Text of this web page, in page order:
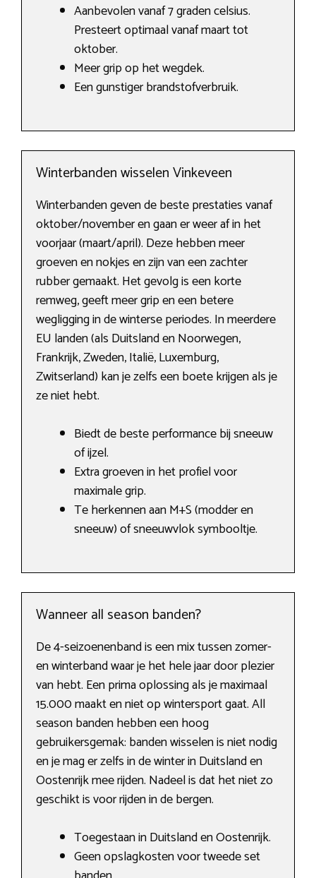
Aanbevolen vanaf 7 graden celsius.
Presteert optimaal vanaf maart tot
oktober.
Meer grip op het wegdek.
Een gunstiger brandstofverbruik.
Winterbanden wisselen Vinkeveen
Winterbanden geven de beste prestaties vanaf
oktober/november en gaan er weer af in het
voorjaar (maart/april). Deze hebben meer
groeven en nokjes en zijn van een zachter
rubber gemaakt. Het gevolg is een korte
remweg, geeft meer grip en een betere
wegligging in de winterse periodes. In meerdere
EU landen (als Duitsland en Noorwegen,
Frankrijk, Zweden, Italië, Luxemburg,
Zwitserland) kan je zelfs een boete krijgen als je
ze niet hebt.
Biedt de beste performance bij sneeuw
of ijzel.
Extra groeven in het profiel voor
maximale grip.
Te herkennen aan M+S (modder en
sneeuw) of sneeuwvlok symbooltje.
Wanneer all season banden?
De 4-seizoenenband is een mix tussen zomer-
en winterband waar je het hele jaar door plezier
van hebt. Een prima oplossing als je maximaal
15.000 maakt en niet op wintersport gaat. All
season banden hebben een hoog
gebruikersgemak: banden wisselen is niet nodig
en je mag er zelfs in de winter in Duitsland en
Oostenrijk mee rijden. Nadeel is dat het niet zo
geschikt is voor rijden in de bergen.
Toegestaan in Duitsland en Oostenrijk.
Geen opslagkosten voor tweede set